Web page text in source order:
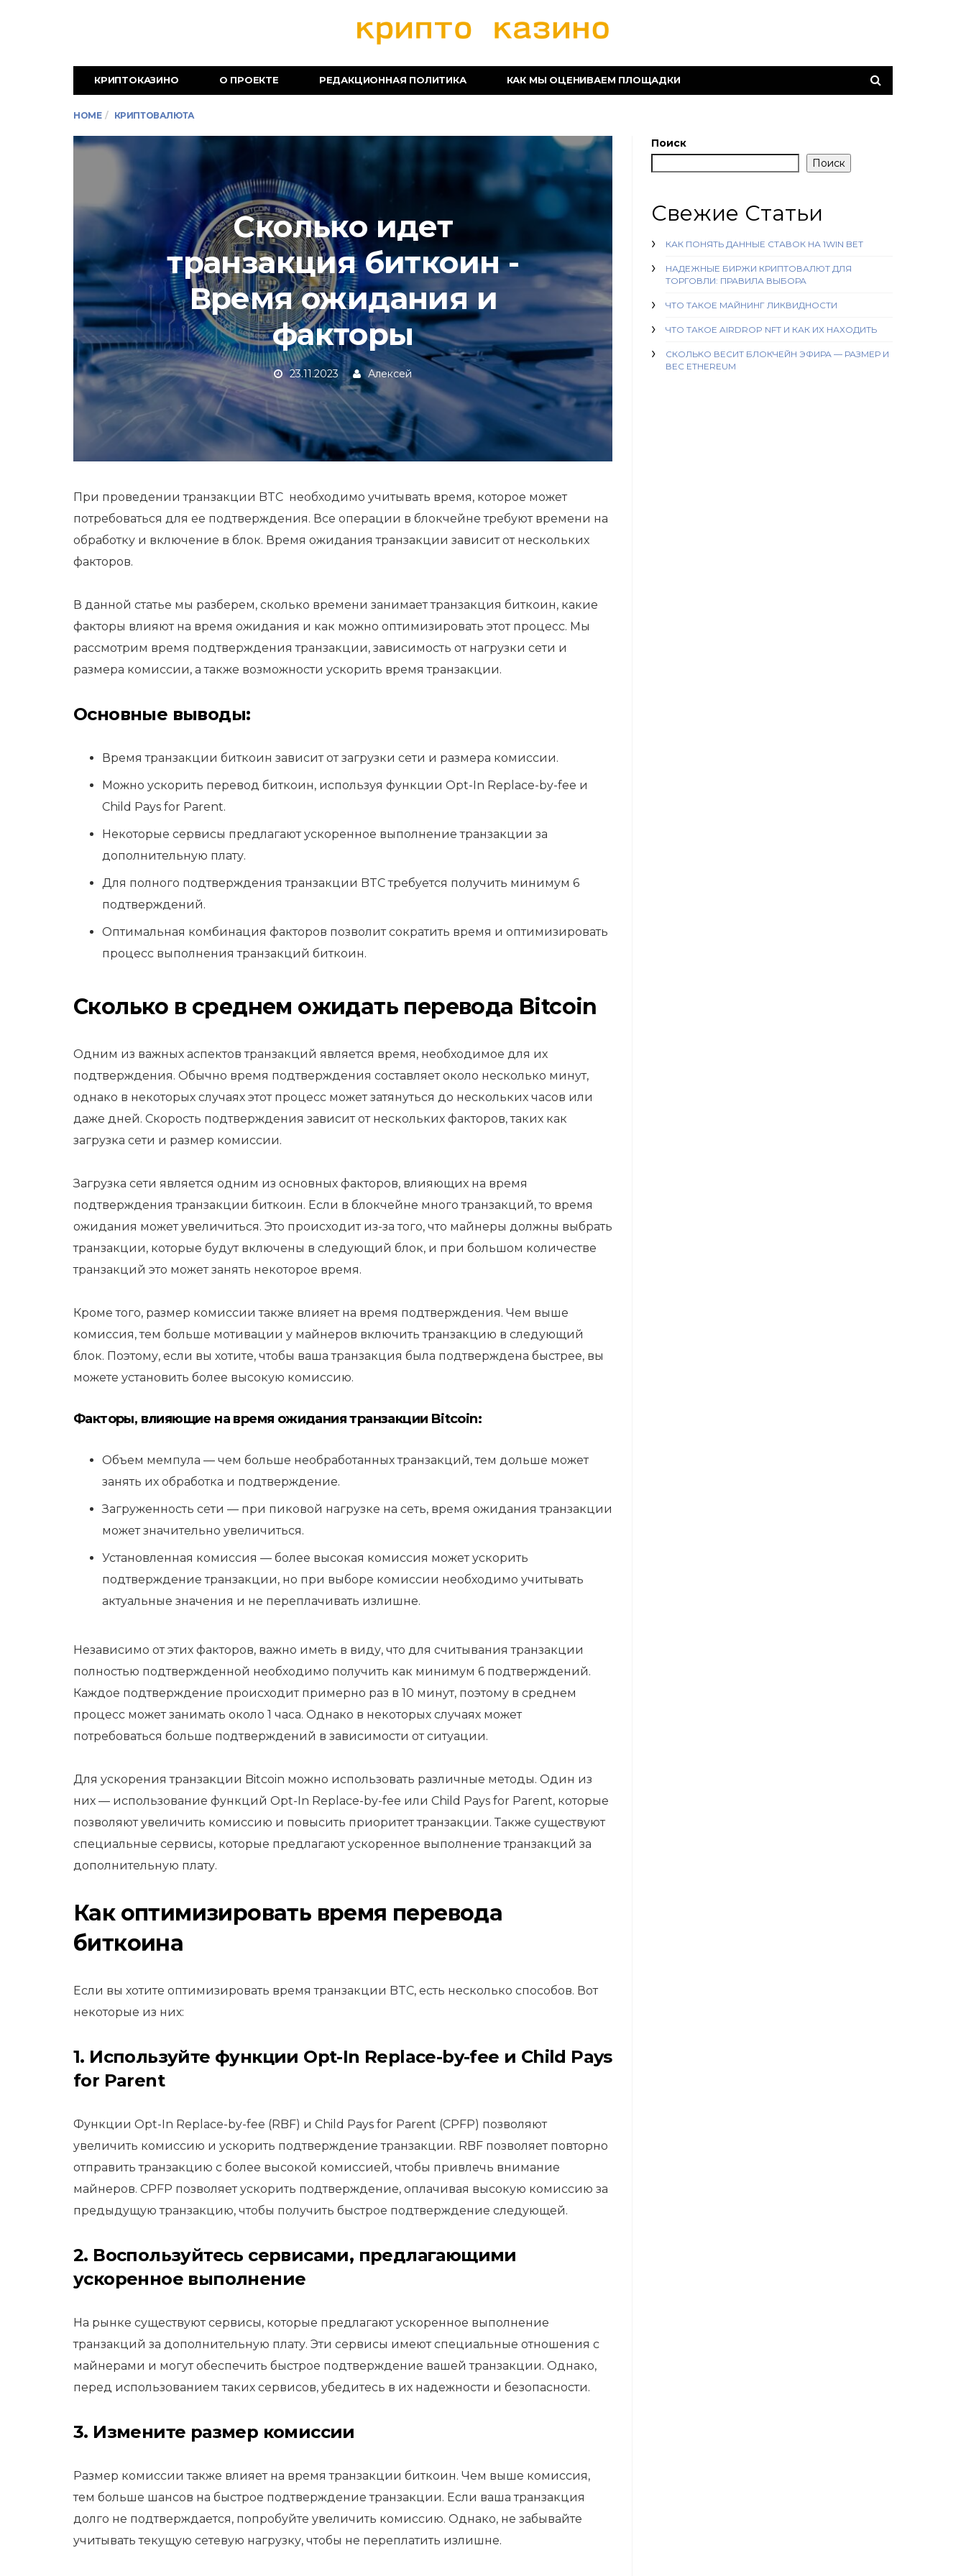
КРИПТОКАЗИНО О ПРОЕКТЕ РЕДАКЦИОННАЯ ПОЛИТИКА КАК МЫ ОЦЕНИВАЕМ ПЛОЩАДКИ
HOME КРИПТОВАЛЮТА
Сколько идет
транзакция биткоин -
Время ожидания и
факторы
23.11.2023 Алексей
При проведении транзакции BTC необходимо учитывать время, которое может
потребоваться для ее подтверждения. Все операции в блокчейне требуют времени на
обработку и включение в блок. Время ожидания транзакции зависит от нескольких
факторов.
В данной статье мы разберем, сколько времени занимает транзакция биткоин, какие
факторы влияют на время ожидания и как можно оптимизировать этот процесс. Мы
рассмотрим время подтверждения транзакции, зависимость от нагрузки сети и
размера комиссии, а также возможности ускорить время транзакции.
Основные выводы:
Время транзакции биткоин зависит от загрузки сети и размера комиссии.
Можно ускорить перевод биткоин, используя функции Opt-In Replace-by-fee и
Child Pays for Parent.
Некоторые сервисы предлагают ускоренное выполнение транзакции за
дополнительную плату.
Для полного подтверждения транзакции BTC требуется получить минимум 6
подтверждений.
Оптимальная комбинация факторов позволит сократить время и оптимизировать
процесс выполнения транзакций биткоин.
Сколько в среднем ожидать перевода Bitcoin
Одним из важных аспектов транзакций является время, необходимое для их
подтверждения. Обычно время подтверждения составляет около несколько минут,
однако в некоторых случаях этот процесс может затянуться до нескольких часов или
даже дней. Скорость подтверждения зависит от нескольких факторов, таких как
загрузка сети и размер комиссии.
Загрузка сети является одним из основных факторов, влияющих на время
подтверждения транзакции биткоин. Если в блокчейне много транзакций, то время
ожидания может увеличиться. Это происходит из-за того, что майнеры должны выбрать
транзакции, которые будут включены в следующий блок, и при большом количестве
транзакций это может занять некоторое время.
Кроме того, размер комиссии также влияет на время подтверждения. Чем выше
комиссия, тем больше мотивации у майнеров включить транзакцию в следующий
блок. Поэтому, если вы хотите, чтобы ваша транзакция была подтверждена быстрее, вы
можете установить более высокую комиссию.
Факторы, влияющие на время ожидания транзакции Bitcoin:
Объем мемпула — чем больше необработанных транзакций, тем дольше может
занять их обработка и подтверждение.
Загруженность сети — при пиковой нагрузке на сеть, время ожидания транзакции
может значительно увеличиться.
Установленная комиссия — более высокая комиссия может ускорить
подтверждение транзакции, но при выборе комиссии необходимо учитывать
актуальные значения и не переплачивать излишне.
Независимо от этих факторов, важно иметь в виду, что для считывания транзакции
полностью подтвержденной необходимо получить как минимум 6 подтверждений.
Каждое подтверждение происходит примерно раз в 10 минут, поэтому в среднем
процесс может занимать около 1 часа. Однако в некоторых случаях может
потребоваться больше подтверждений в зависимости от ситуации.
Для ускорения транзакции Bitcoin можно использовать различные методы. Один из
них — использование функций Opt-In Replace-by-fee или Child Pays for Parent, которые
позволяют увеличить комиссию и повысить приоритет транзакции. Также существуют
специальные сервисы, которые предлагают ускоренное выполнение транзакций за
дополнительную плату.
Как оптимизировать время перевода
биткоина
Если вы хотите оптимизировать время транзакции BTC, есть несколько способов. Вот
некоторые из них:
1. Используйте функции Opt-In Replace-by-fee и Child Pays
for Parent
Функции Opt-In Replace-by-fee (RBF) и Child Pays for Parent (CPFP) позволяют
увеличить комиссию и ускорить подтверждение транзакции. RBF позволяет повторно
отправить транзакцию с более высокой комиссией, чтобы привлечь внимание
майнеров. CPFP позволяет ускорить подтверждение, оплачивая высокую комиссию за
предыдущую транзакцию, чтобы получить быстрое подтверждение следующей.
2. Воспользуйтесь сервисами, предлагающими
ускоренное выполнение
На рынке существуют сервисы, которые предлагают ускоренное выполнение
транзакций за дополнительную плату. Эти сервисы имеют специальные отношения с
майнерами и могут обеспечить быстрое подтверждение вашей транзакции. Однако,
перед использованием таких сервисов, убедитесь в их надежности и безопасности.
3. Измените размер комиссии
Размер комиссии также влияет на время транзакции биткоин. Чем выше комиссия,
тем больше шансов на быстрое подтверждение транзакции. Если ваша транзакция
долго не подтверждается, попробуйте увеличить комиссию. Однако, не забывайте
учитывать текущую сетевую нагрузку, чтобы не переплатить излишне.
Поиск
Поиск
Свежие Статьи
КАК ПОНЯТЬ ДАННЫЕ СТАВОК НА 1WIN BET
НАДЕЖНЫЕ БИРЖИ КРИПТОВАЛЮТ ДЛЯ
ТОРГОВЛИ: ПРАВИЛА ВЫБОРА
ЧТО ТАКОЕ МАЙНИНГ ЛИКВИДНОСТИ
ЧТО ТАКОЕ AIRDROP NFT И КАК ИХ НАХОДИТЬ
СКОЛЬКО ВЕСИТ БЛОКЧЕЙН ЭФИРА — РАЗМЕР И
ВЕС ETHEREUM